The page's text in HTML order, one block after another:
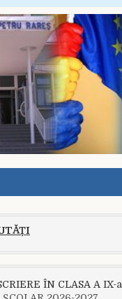
ÎN CLASA A IX-a